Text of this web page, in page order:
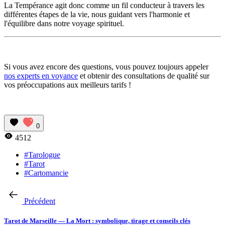
La Tempérance agit donc comme un fil conducteur à travers les
différentes étapes de la vie, nous guidant vers l'harmonie et
l'équilibre dans notre voyage spirituel.
Si vous avez encore des questions, vous pouvez toujours appeler
nos experts en voyance et obtenir des consultations de qualité sur
vos préoccupations aux meilleurs tarifs !
0
4512
#Tarologue
#Tarot
#Cartomancie
Précédent
Tarot de Marseille — La Mort : symbolique, tirage et conseils clés